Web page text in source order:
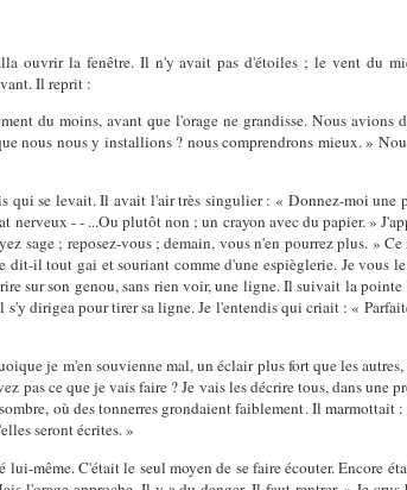
ouvrir la fenêtre. Il n'y avait pas d'étoiles ; le vent du
Il reprit :
du moins, avant que l'orage ne grandisse. Nous avions
nous nous y installions ? nous comprendrons mieux. »
qui se levait. Il avait l'air très singulier : « Donnez-moi une
nerveux - - ...Ou plutôt non ; un crayon avec du papier. »
sage ; reposez-vous ; demain, vous n'en pourrez plus. »
dit-il tout gai et souriant comme d'une espièglerie. Je vous
sur son genou, sans rien voir, une ligne. Il suivait la
s'y dirigea pour tirer sa ligne. Je l'entendis qui criait : «
je m'en souvienne mal, un éclair plus fort que les
pas ce que je vais faire ? Je vais les décrire tous, dans une
où des tonnerres grondaient faiblement. Il marmottait
seront écrites. »
même. C'était le seul moyen de se faire écouter. Encore